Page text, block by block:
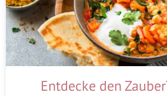
Entdecke den